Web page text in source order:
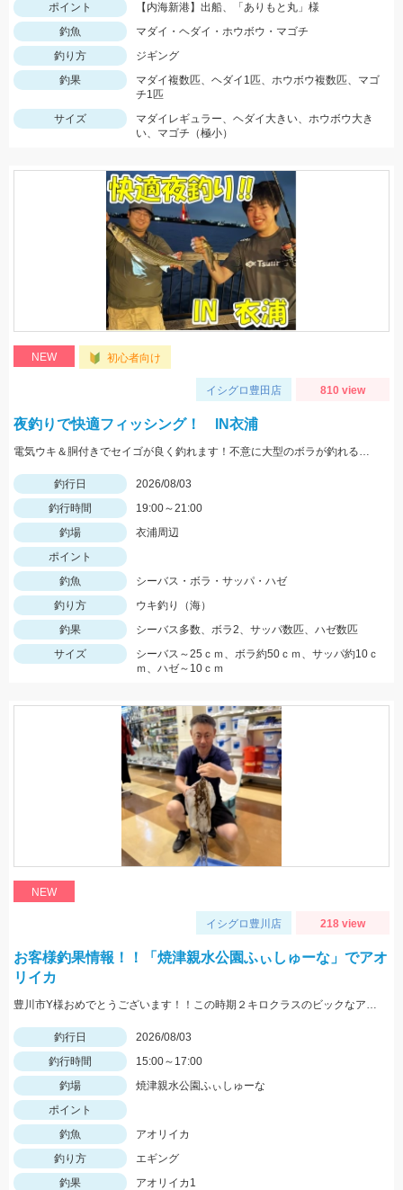
ポイント
【内海新港】出船、「ありもと丸」様
釣魚
マダイ・ヘダイ・ホウボウ・マゴチ
釣り方
ジギング
釣果
マダイ複数匹、ヘダイ1匹、ホウボウ複数匹、マゴ
チ1匹
サイズ
マダイレギュラー、ヘダイ大きい、ホウボウ大き
い、マゴチ（極小）
NEW 初心者向け
イシグロ豊田店 810 view
夜釣りで快適フィッシング！ IN衣浦
電気ウキ＆胴付きでセイゴが良く釣れます！不意に大型のボラが釣れることもあるので、ネットがあると安心です。
釣行日
2026/08/03
釣行時間
19:00～21:00
釣場
衣浦周辺
ポイント
釣魚
シーバス・ボラ・サッパ・ハゼ
釣り方
ウキ釣り（海）
釣果
シーバス多数、ボラ2、サッパ数匹、ハゼ数匹
サイズ
シーバス～25ｃｍ、ボラ約50ｃｍ、サッパ約10ｃ
ｍ、ハゼ～10ｃｍ
NEW
イシグロ豊川店 218 view
お客様釣果情報！！「焼津親水公園ふぃしゅーな」でアオ
リイカ
豊川市Y様おめでとうございます！！この時期２キロクラスのビックなアオリイカを見事に仕留められました！！ 釣れているのが500ｇクラスの情報だったので、ヒットした瞬間はエイかと思ったそうです。
釣行日
2026/08/03
釣行時間
15:00～17:00
釣場
焼津親水公園ふぃしゅーな
ポイント
釣魚
アオリイカ
釣り方
エギング
釣果
アオリイカ1